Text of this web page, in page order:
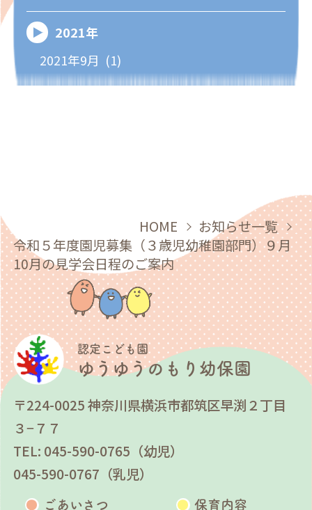
2021年
2021年9月 (1)
HOME お知らせ一覧
令和５年度園児募集（３歳児幼稚園部門）９月
10月の見学会日程のご案内
認定こども園
ゆうゆうのもり幼保園
〒224-0025 神奈川県横浜市都筑区早渕２丁目
３−７７
TEL: 045-590-0765（幼児）
045-590-0767（乳児）
ごあいさつ 保育内容